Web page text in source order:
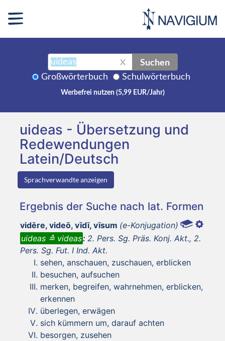
X Suchen
Großwörterbuch Schulwörterbuch
Werbefrei nutzen (5,99 EUR/Jahr)
uideas - Übersetzung und
Redewendungen
Latein/Deutsch
Sprachverwandte anzeigen
Ergebnis der Suche nach lat. Formen
vidēre, videō, vīdī, vīsum (e-Konjugation)
uideas ≙ videas: 2. Pers. Sg. Präs. Konj. Akt., 2.
Pers. Sg. Fut. I Ind. Akt.
sehen, anschauen, zuschauen, erblicken
besuchen, aufsuchen
merken, begreifen, wahrnehmen, erblicken,
erkennen
überlegen, erwägen
sich kümmern um, darauf achten
besorgen, zusehen